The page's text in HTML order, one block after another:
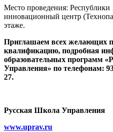
Место проведения:
инновационный центр
этаже.
Приглашаем всех желающих
квалификацию, подробная
образовательных программ
Управления» по телефонам:
27.
Русская Школа Управления
www.uprav.ru